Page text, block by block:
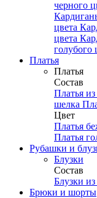
черного
цвета
цвета
голубого
Платья
Платья
Состав
Платья
шелка
Цвет
Платья
Платья
Рубашки и
Блузки
Состав
Блузки
Брюки и шорты